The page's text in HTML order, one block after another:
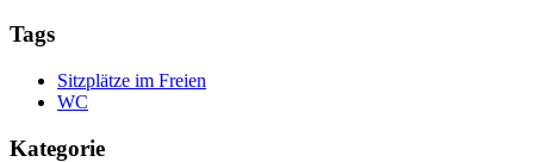
Tags
Sitzplätze im Freien
WC
Kategorie